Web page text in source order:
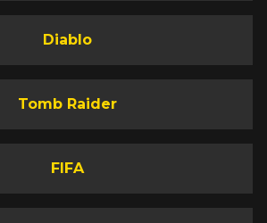
Diablo
Tomb Raider
FIFA